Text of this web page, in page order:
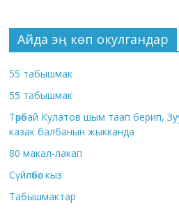
Айда эң көп окулгандар
55 табышмак
55 табышмак
Төрөбай Кулатов шым таап берип,
казак балбанын жыкканда
80 макал-лакап
Сүйлөбөс кыз
Табышмактар